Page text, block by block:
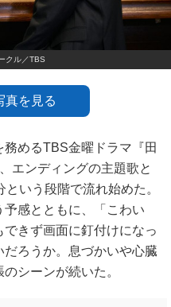
クル／TBS
真を見る
めるTBS金曜ドラマ『田
エンディングの主題歌と
いう段階で流れ始めた。
予感とともに、「こわい
きず画面に釘付けになっ
ろうか。息づかいや心臓
シーンが続いた。